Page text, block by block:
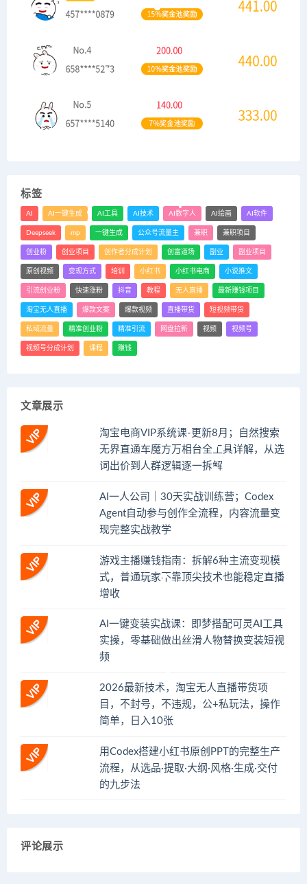
标签
AI AI一键生成 AI工具 AI技术 AI数字人 AI绘画 AI软件
Deepseek mp 一键生成 公众号流量主 兼职 兼职项目
创业粉 创业项目 创作者分成计划 创富道场 副业 副业项目
原创视频 变现方式 培训 小红书 小红书电商 小说推文
引流创业粉 快速涨粉 抖音 教程 无人直播 最新赚钱项目
淘宝无人直播 爆款文案 爆款视频 直播带货 短视频带货
私域流量 精准创业粉 精准引流 网盘拉新 视频 视频号
视频号分成计划 课程 赚钱
文章展示
淘宝电商VIP系统课-更新8月；自然搜索
无界直通车魔方万相台全工具详解，从选
词出价到人群逻辑逐一拆解
AI一人公司｜30天实战训练营；Codex
Agent自动参与创作全流程，内容流量变
现完整实战教学
游戏主播赚钱指南：拆解6种主流变现模
式，普通玩家不靠顶尖技术也能稳定直播
增收
AI一键变装实战课：即梦搭配可灵AI工具
实操，零基础做出丝滑人物替换变装短视
频
2026最新技术，淘宝无人直播带货项
目，不封号，不违规，公+私玩法，操作
简单，日入10张
用Codex搭建小红书原创PPT的完整生产
流程，从选品·提取·大纲·风格·生成·交付
的九步法
评论展示